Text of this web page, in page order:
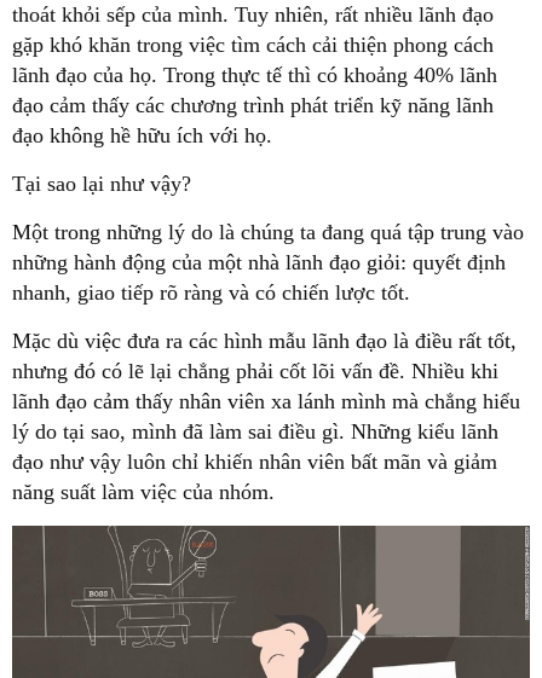
thoát khỏi sếp của mình. Tuy nhiên, rất nhiều lãnh đạo
gặp khó khăn trong việc tìm cách cải thiện phong cách
lãnh đạo của họ. Trong thực tế thì có khoảng 40% lãnh
đạo cảm thấy các chương trình phát triển kỹ năng lãnh
đạo không hề hữu ích với họ.
Tại sao lại như vậy?
Một trong những lý do là chúng ta đang quá tập trung vào
những hành động của một nhà lãnh đạo giỏi: quyết định
nhanh, giao tiếp rõ ràng và có chiến lược tốt.
Mặc dù việc đưa ra các hình mẫu lãnh đạo là điều rất tốt,
nhưng đó có lẽ lại chẳng phải cốt lõi vấn đề. Nhiều khi
lãnh đạo cảm thấy nhân viên xa lánh mình mà chẳng hiểu
lý do tại sao, mình đã làm sai điều gì. Những kiểu lãnh
đạo như vậy luôn chỉ khiến nhân viên bất mãn và giảm
năng suất làm việc của nhóm.